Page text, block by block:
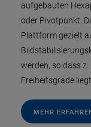
aufgebauten
oder Pivotpunkt.
Plattform gezielt
werden, so dass
Freiheitsgrade liegt.
MEHR